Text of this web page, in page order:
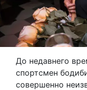
До недавнего
спортсмен
совершенно